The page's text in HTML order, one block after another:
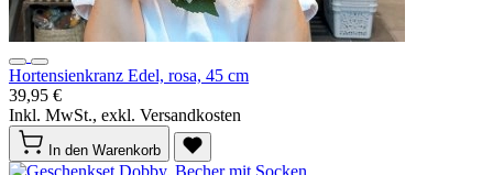
Hortensienkranz Edel, rosa, 45 cm
39,95 €
Inkl. MwSt., exkl. Versandkosten
In den Warenkorb